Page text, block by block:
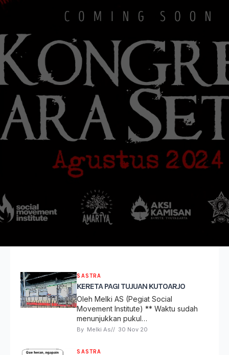
SASTRA
KERETA PAGI TUJUAN KUTOARJO
Oleh Melki AS (Pegiat Social
Movement Institute) ** Waktu sudah
menunjukkan pukul…
By Melki As// 30 Nov 20
SASTRA